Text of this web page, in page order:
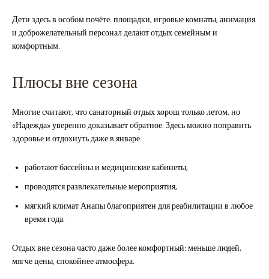
Дети здесь в особом почёте: площадки, игровые комнаты, анимация
и доброжелательный персонал делают отдых семейным и
комфортным.
Плюсы вне сезона
Многие считают, что санаторный отдых хорош только летом, но
«Надежда» уверенно доказывает обратное. Здесь можно поправить
здоровье и отдохнуть даже в январе:
работают бассейны и медицинские кабинеты,
проводятся развлекательные мероприятия,
мягкий климат Анапы благоприятен для реабилитации в любое
время года.
Отдых вне сезона часто даже более комфортный: меньше людей,
мягче цены, спокойнее атмосфера.